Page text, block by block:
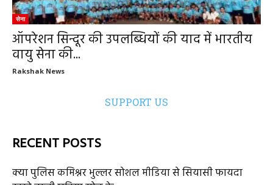
सेना
ऑपरेशन सिन्दूर की उपलब्धियों की याद में भारतीय
वायु सेना की...
Rakshak News
SUPPORT US
RECENT POSTS
क्या पुलिस कमिश्नर भुल्लर सोशल मीडिया से सियासी फायदा